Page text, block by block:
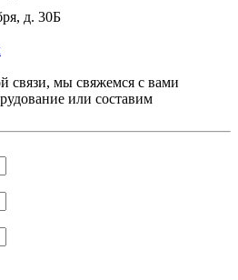
д. 30Б
связи, мы свяжемся с вами
или составим